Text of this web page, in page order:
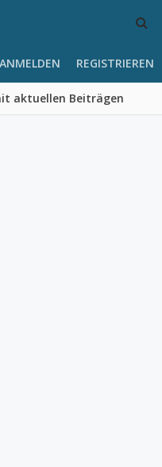
aktuellen Beiträgen
ANMELDEN REGISTRIEREN